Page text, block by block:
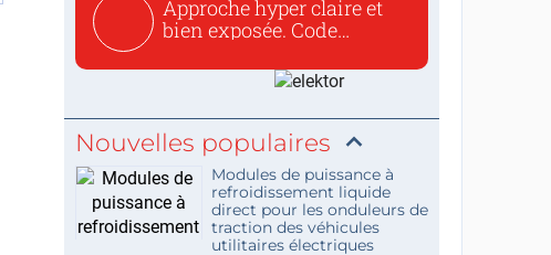
Approche hyper claire et
bien exposée. Code
Nouvelles populaires
Modules de puissance à
refroidissement liquide
direct pour les onduleurs de
traction des véhicules
utilitaires électriques